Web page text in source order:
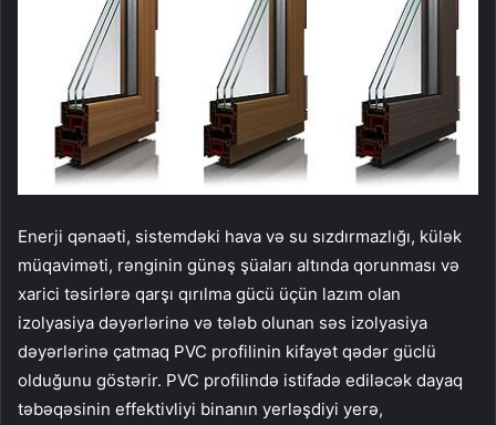
Enerji qənaəti, sistemdəki hava və su sızdırmazlığı, külək
müqaviməti, rənginin günəş şüaları altında qorunması və
xarici təsirlərə qarşı qırılma gücü üçün lazım olan
izolyasiya dəyərlərinə və tələb olunan səs izolyasiya
dəyərlərinə çatmaq PVC profilinin kifayət qədər güclü
olduğunu göstərir. PVC profilində istifadə ediləcək dayaq
təbəqəsinin effektivliyi binanın yerləşdiyi yerə,